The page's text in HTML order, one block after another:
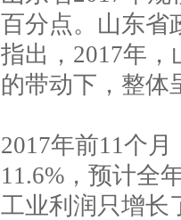
百分点。山东省
指出，2017年
的带动下，整体
2017年前11个
11.6%，预计全
工业利润只增长